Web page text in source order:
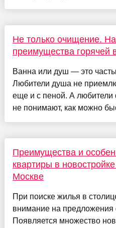
Не только очищение.
преимущества горячей
Ванна или душ — это
Любители душа не
еще и с пеной. А любители
не понимают, как можно
Преимущества и
квартиры в
Москве
При поиске жилья в
внимание на предложения
Появляется множество